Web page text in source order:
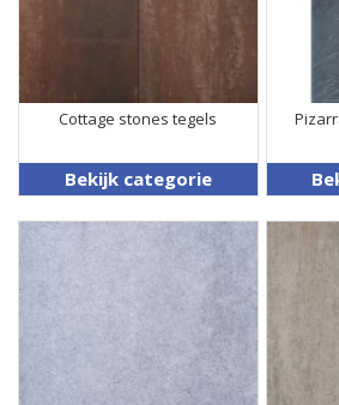
Cottage stones tegels
Bekijk categorie